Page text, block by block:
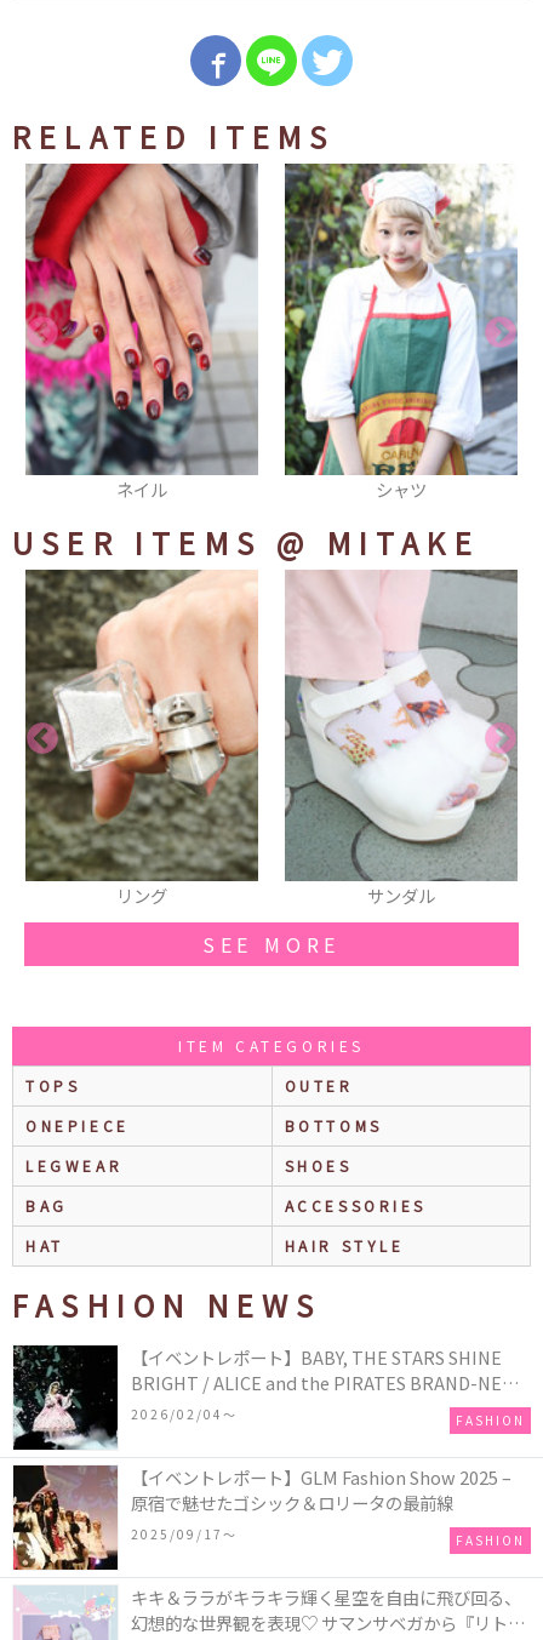
RELATED ITEMS
USER ITEMS @ MITAKE
リング サンダル
SEE MORE
ITEM CATEGORIES
TOPS
OUTER
ONEPIECE
BOTTOMS
LEGWEAR
SHOES
BAG
ACCESSORIES
HAT
HAIR STYLE
FASHION NEWS
【イベントレポート】BABY, THE STARS SHINE
BRIGHT / ALICE and the PIRATES BRAND-NEW
COLLECTION in TOKYO
2026/02/04〜 FASHION
【イベントレポート】GLM Fashion Show 2025 –
原宿で魅せたゴシック＆ロリータの最前線
2025/09/17〜 FASHION
キキ＆ララがキラキラ輝く星空を自由に飛び回る、
幻想的な世界観を表現♡ サマンサベガから『リトル